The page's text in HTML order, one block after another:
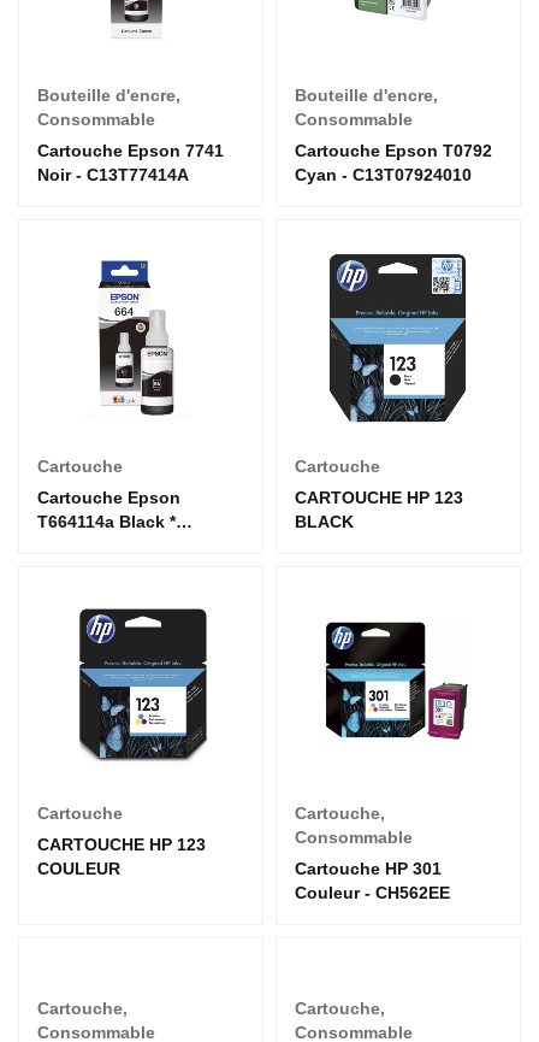
Bouteille d'encre,
Consommable
Cartouche Epson 7741
Noir - C13T77414A
Bouteille d'encre,
Consommable
Cartouche Epson T0792
Cyan - C13T07924010
Cartouche
Cartouche Epson
T664114a Black *
Cartouche
CARTOUCHE HP 123
BLACK
Cartouche
CARTOUCHE HP 123
COULEUR
Cartouche,
Consommable
Cartouche HP 301
Couleur - CH562EE
Cartouche,
Consommable
Cartouche,
Consommable